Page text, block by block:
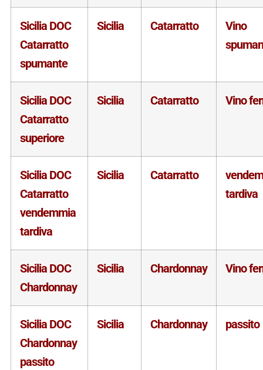
Sicilia DOC
Catarratto
spumante
Sicilia Catarratto
Vino
Sicilia DOC
Catarratto
superiore
Sicilia Catarratto Vino
Sicilia DOC
Catarratto
vendemmia
tardiva
Sicilia Catarratto
tardiva
Sicilia DOC
Chardonnay
Sicilia Chardonnay Vino
Sicilia DOC
Chardonnay
passito
Sicilia Chardonnay passito